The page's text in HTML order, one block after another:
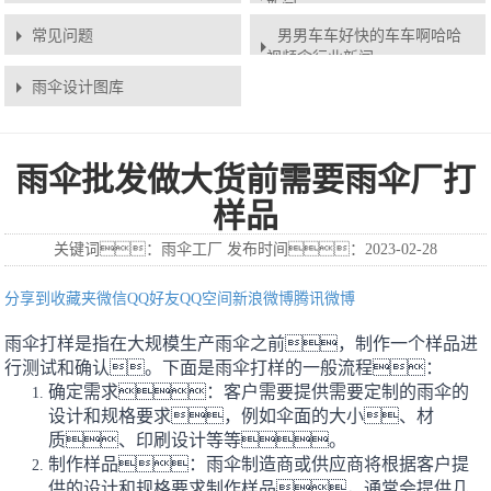
新闻
常见问题
男男车车好快的车车啊哈哈
视频伞行业新闻
雨伞设计图库
雨伞批发做大货前需要雨伞厂打
样品
关键词：雨伞工厂 发布时间：2023-02-28
分享到 收藏夹微信QQ好友QQ空间新浪微博腾讯微博
雨伞打样是指在大规模生产雨伞之前，制作一个样品进
行测试和确认。下面是雨伞打样的一般流程：
确定需求：客户需要提供需要定制的雨伞的
设计和规格要求，例如伞面的大小、材
质、印刷设计等等。
制作样品：雨伞制造商或供应商将根据客户提